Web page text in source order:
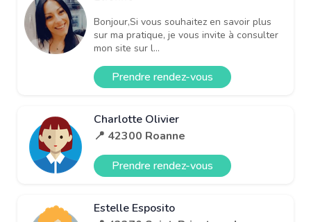
Bonjour,Si vous souhaitez en savoir plus
sur ma pratique, je vous invite à consulter
mon site sur l...
Prendre rendez-vous
Charlotte Olivier
📍 42300 Roanne
Prendre rendez-vous
Estelle Esposito